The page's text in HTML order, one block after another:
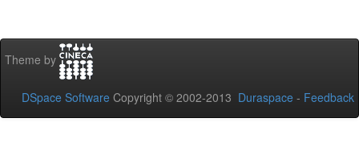
Theme by
DSpace Software Copyright © 2002-2013 Duraspace - Feedback